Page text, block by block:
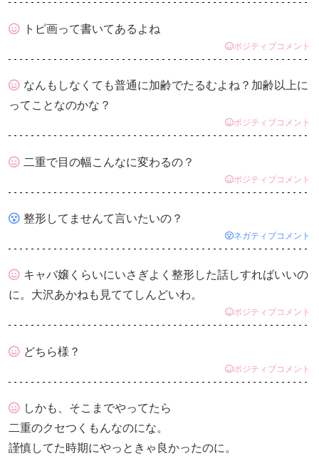
トピ画って書いてあるよね
ポジティブコメント
なんもしなくても普通に加齢でたるむよね？加齢以上に
ってことなのかな？
ポジティブコメント
二重で目の幅こんなに変わるの？
ポジティブコメント
整形してませんて言いたいの？
ネガティブコメント
キャバ嬢くらいにいさぎよく整形した話しすればいいの
に。大沢あかねも見ててしんどいわ。
ポジティブコメント
どちら様？
ポジティブコメント
しかも、そこまでやってたら
二重のクセつくもんなのにな。
謹慎してた時期にやっときゃ良かったのに。